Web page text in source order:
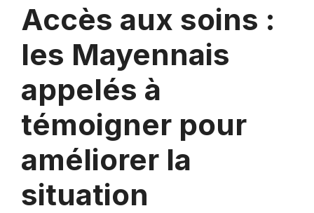
Accès aux soins :
les Mayennais
appelés à
témoigner pour
améliorer la
situation